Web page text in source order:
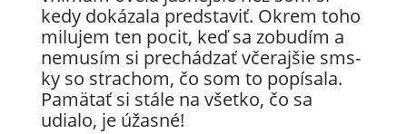
kedy dokázala predstaviť. Okrem toho
milujem ten pocit, keď sa zobudím a
nemusím si prechádzať včerajšie sms-
ky so strachom, čo som to popísala.
Pamätať si stále na všetko, čo sa
udialo, je úžasné!